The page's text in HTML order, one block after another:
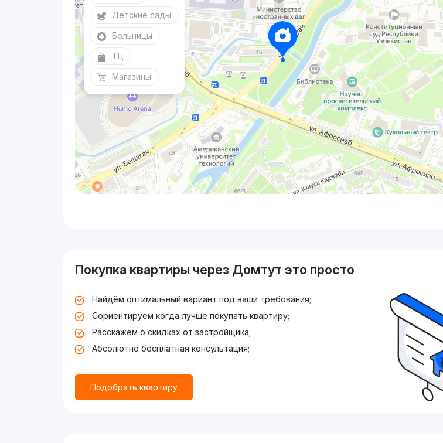
Детские сады
Больницы
ТЦ
Магазины
Покупка квартиры через Домтут это просто
Найдём оптимальный вариант под ваши требования;
Сориентируем когда лучше покупать квартиру;
Расскажем о скидках от застройщика;
Абсолютно бесплатная консультация;
Подобрать квартиру